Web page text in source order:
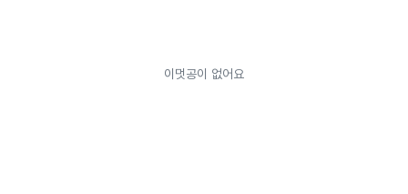
이멋공이 없어요